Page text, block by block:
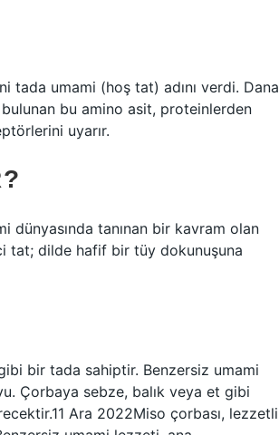
tada umami (hoş tat) adını verdi. Dana
bu amino asit, proteinlerden
uyarır.
dünyasında tanınan bir kavram olan
tat; dilde hafif bir tüy dokunuşuna
bir tada sahiptir. Benzersiz umami
Çorbaya sebze, balık veya et gibi
Ara 2022Miso çorbası, lezzetli